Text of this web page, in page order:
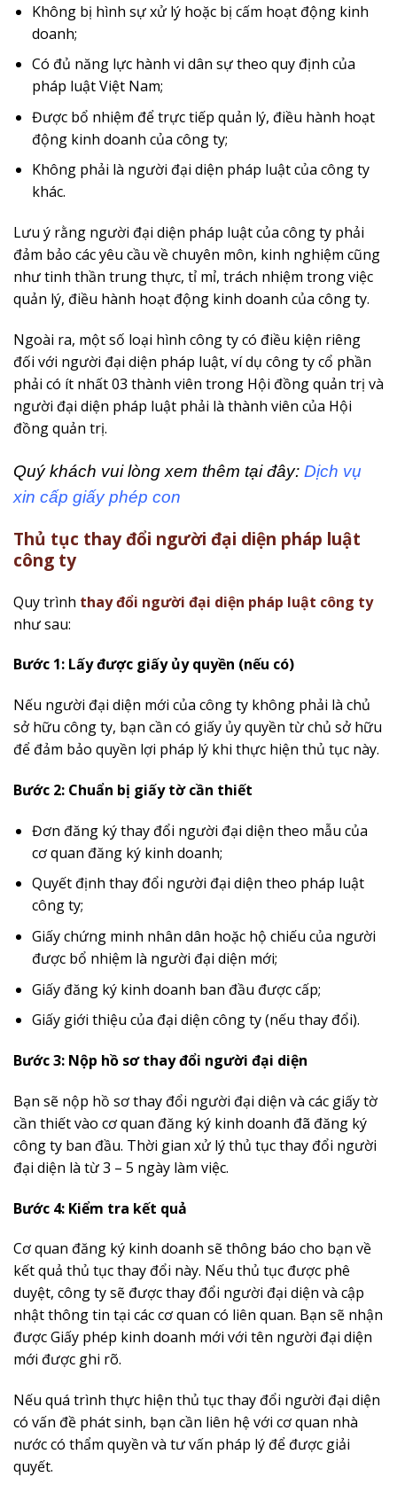
Không bị hình sự xử lý hoặc bị cấm hoạt động kinh
doanh;
Có đủ năng lực hành vi dân sự theo quy định của
pháp luật Việt Nam;
Được bổ nhiệm để trực tiếp quản lý, điều hành hoạt
động kinh doanh của công ty;
Không phải là người đại diện pháp luật của công ty
khác.
Lưu ý rằng người đại diện pháp luật của công ty phải
đảm bảo các yêu cầu về chuyên môn, kinh nghiệm cũng
như tinh thần trung thực, tỉ mỉ, trách nhiệm trong việc
quản lý, điều hành hoạt động kinh doanh của công ty.
Ngoài ra, một số loại hình công ty có điều kiện riêng
đối với người đại diện pháp luật, ví dụ công ty cổ phần
phải có ít nhất 03 thành viên trong Hội đồng quản trị và
người đại diện pháp luật phải là thành viên của Hội
đồng quản trị.
Quý khách vui lòng xem thêm tại đây: Dịch vụ
xin cấp giấy phép con
Thủ tục thay đổi người đại diện pháp luật
công ty
Quy trình thay đổi người đại diện pháp luật công ty
như sau:
Bước 1: Lấy được giấy ủy quyền (nếu có)
Nếu người đại diện mới của công ty không phải là chủ
sở hữu công ty, bạn cần có giấy ủy quyền từ chủ sở hữu
để đảm bảo quyền lợi pháp lý khi thực hiện thủ tục này.
Bước 2: Chuẩn bị giấy tờ cần thiết
Đơn đăng ký thay đổi người đại diện theo mẫu của
cơ quan đăng ký kinh doanh;
Quyết định thay đổi người đại diện theo pháp luật
công ty;
Giấy chứng minh nhân dân hoặc hộ chiếu của người
được bổ nhiệm là người đại diện mới;
Giấy đăng ký kinh doanh ban đầu được cấp;
Giấy giới thiệu của đại diện công ty (nếu thay đổi).
Bước 3: Nộp hồ sơ thay đổi người đại diện
Bạn sẽ nộp hồ sơ thay đổi người đại diện và các giấy tờ
cần thiết vào cơ quan đăng ký kinh doanh đã đăng ký
công ty ban đầu. Thời gian xử lý thủ tục thay đổi người
đại diện là từ 3 – 5 ngày làm việc.
Bước 4: Kiểm tra kết quả
Cơ quan đăng ký kinh doanh sẽ thông báo cho bạn về
kết quả thủ tục thay đổi này. Nếu thủ tục được phê
duyệt, công ty sẽ được thay đổi người đại diện và cập
nhật thông tin tại các cơ quan có liên quan. Bạn sẽ nhận
được Giấy phép kinh doanh mới với tên người đại diện
mới được ghi rõ.
Nếu quá trình thực hiện thủ tục thay đổi người đại diện
có vấn đề phát sinh, bạn cần liên hệ với cơ quan nhà
nước có thẩm quyền và tư vấn pháp lý để được giải
quyết.